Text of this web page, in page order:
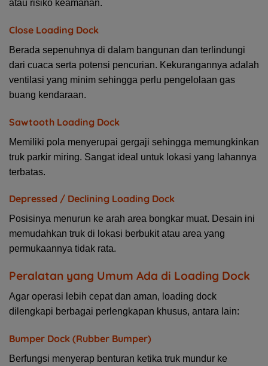
atau risiko keamanan.
Close Loading Dock
Berada sepenuhnya di dalam bangunan dan terlindungi
dari cuaca serta potensi pencurian. Kekurangannya adalah
ventilasi yang minim sehingga perlu pengelolaan gas
buang kendaraan.
Sawtooth Loading Dock
Memiliki pola menyerupai gergaji sehingga memungkinkan
truk parkir miring. Sangat ideal untuk lokasi yang lahannya
terbatas.
Depressed / Declining Loading Dock
Posisinya menurun ke arah area bongkar muat. Desain ini
memudahkan truk di lokasi berbukit atau area yang
permukaannya tidak rata.
Peralatan yang Umum Ada di Loading Dock
Agar operasi lebih cepat dan aman, loading dock
dilengkapi berbagai perlengkapan khusus, antara lain:
Bumper Dock (Rubber Bumper)
Berfungsi menyerap benturan ketika truk mundur ke